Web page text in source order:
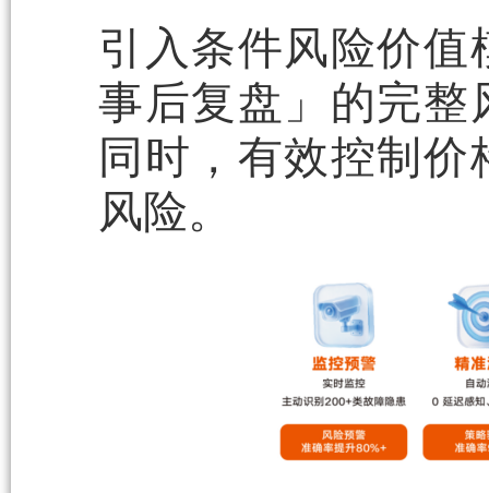
引入条件风险价
事后复盘」的完整
同时，有效控制
风险。